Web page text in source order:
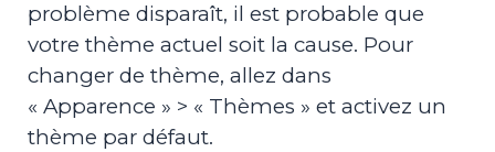
problème disparaît, il est probable que
votre thème actuel soit la cause. Pour
changer de thème, allez dans
« Apparence » > « Thèmes » et activez un
thème par défaut.